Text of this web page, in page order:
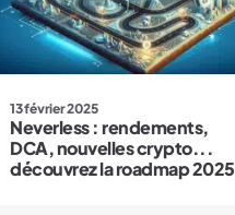
13 février 2025
Neverless : rendements,
DCA, nouvelles crypto...
découvrez la roadmap 2025